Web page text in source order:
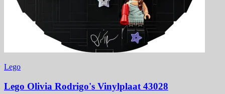
Lego
Lego Olivia Rodrigo's Vinylplaat 43028